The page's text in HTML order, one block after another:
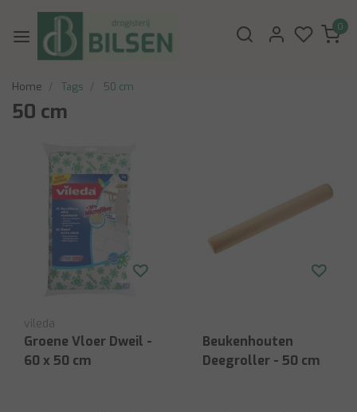
0
Home Tags 50 cm
50 cm
vileda
Groene Vloer Dweil -
60 x 50 cm
Beukenhouten
Deegroller - 50 cm